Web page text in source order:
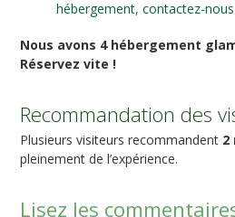
hébergement, contactez-
Nous avons 4 hébergement
Réservez vite !
Recommandation des
Plusieurs visiteurs recommandent 2
pleinement de l’expérience.
Lisez les